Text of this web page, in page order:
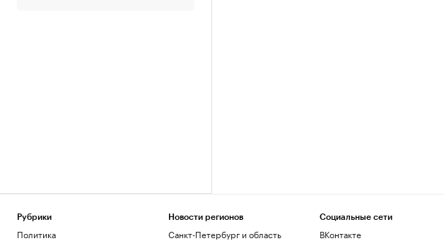
Рубрики
Политика
Новости регионов
Санкт-Петербург и область
Социальные сети
ВКонтакте